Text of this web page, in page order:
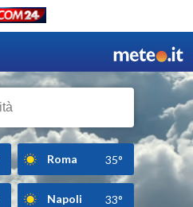
Roma 35°
Napoli 33°